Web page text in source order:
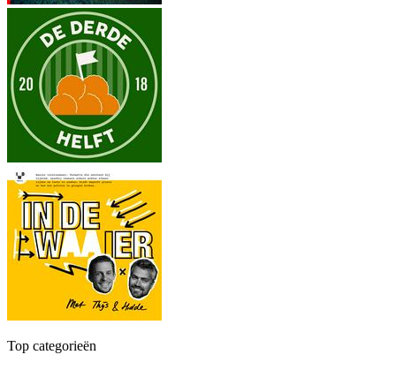
Top categorieën